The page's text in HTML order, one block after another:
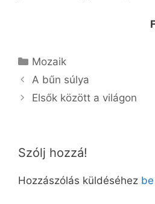
Kategória
Mozaik
A bűn súlya
Elsők között a világon
Szólj hozzá!
Hozzászólás küldéséhez